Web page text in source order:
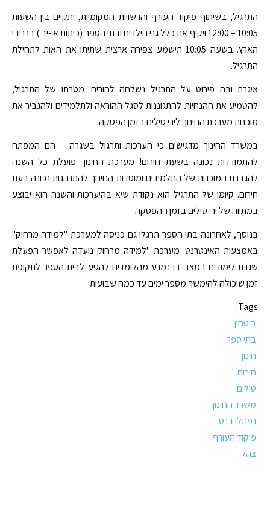
התרגיל, בשיתוף פיקוד העורף והרשויות המקומיות, יתקיים בין השעות
10:05 – 12:00 ויקיף את כלל גני הילדים ובתי הספר (כיתות א'-יב') ברחבי
הארץ. בשעה 10:05 תישמע צפירה ארצית שתיתן את האות לתחילת
התרגיל.
איגרת ובה פירוט על התרגיל נשלחה להורים. מטרתו של התרגיל,
להטמיע את ההנחיות להתגוננות לסגל ההוראה ולתלמידים ולהגביר את
מוכנות מערכת החינוך לירי טילים בזמן הפסקה.
במשרד החינוך מדגישים כי הערכות ותרגול בשגרה – הם המפתח
להתמודדות נכונה בשעת חירום! מערכת החינוך פועלת כל השנה
להגברת המוכנות של התלמידים ומוסדות החינוך להתנהגות נכונה בעת
חירום. קיומו של התרגיל הוא נקודת שיא בהיערכות והשנה הוא יבוצע
במתווה של ירי טילים בזמן ההפסקה.
בנוסף, לאחרונה בתי הספר תרגלו גם כניסה למערכת "למידה מרחוק"
באמצעות האינטרנט. מערכת "למידה מרחוק נועדה לאפשר הפעלת
שגרת לימודים במצב בו נמנע מהלומדים להגיע לבית הספר לתקופת
זמן שיכולה להימשך מספר ימים עד כמה שבועות.
Tags:
ביטחון
בתי ספר
חינוך
חירום
טילים
משרד החינוך
נפתלי בנט
פיקוד העורף
צהל